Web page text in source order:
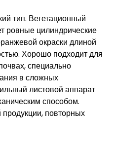
тип. Вегетационный
ровные цилиндрические
окраски длиной
Хорошо подходит для
специально
в сложных
листовой аппарат
способом.
продукции, повторных